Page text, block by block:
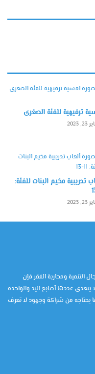
ترفيهية للفئة الصغرى
2023
تدريبية مخيم البنات للفئة:
2023
التنمية ومحاربة الفقر فإن
عددها أصابع اليد والواحدة
يحتاجه من شراكة وجهود لا تعرف